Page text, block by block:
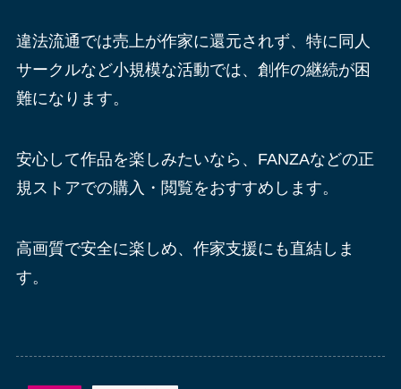
違法流通では売上が作家に還元されず、特に同人
サークルなど小規模な活動では、創作の継続が困
難になります。
安心して作品を楽しみたいなら、FANZAなどの正
規ストアでの購入・閲覧をおすすめします。
高画質で安全に楽しめ、作家支援にも直結しま
す。